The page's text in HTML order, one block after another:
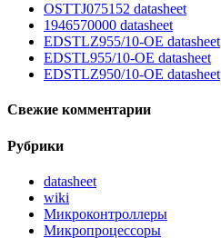
OSTTJ075152 datasheet
1946570000 datasheet
EDSTLZ955/10-OE datasheet
EDSTL955/10-OE datasheet
EDSTLZ950/10-OE datasheet
Свежие комментарии
Рубрики
datasheet
wiki
Микроконтроллеры
Микропроцессоры